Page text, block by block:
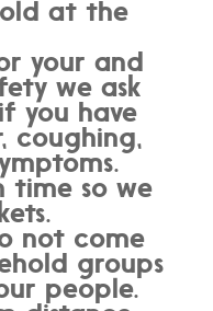
at the
your and
we ask
you have
coughing,
time so we
not come
groups
people.